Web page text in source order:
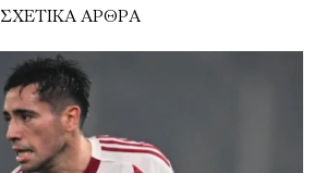
ΣΧΕΤΙΚΑ ΑΡΘΡΑ